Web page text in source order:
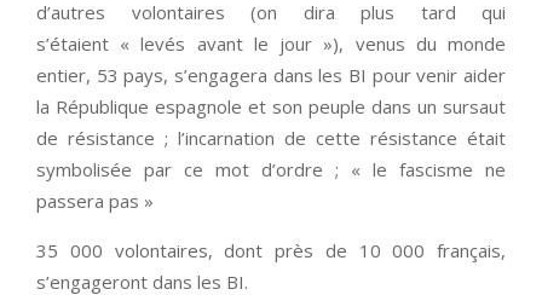
d’autres volontaires (on dira plus tard qui
s’étaient « levés avant le jour »), venus du monde
entier, 53 pays, s’engagera dans les BI pour venir aider
la République espagnole et son peuple dans un sursaut
de résistance ; l’incarnation de cette résistance était
symbolisée par ce mot d’ordre ; « le fascisme ne
passera pas »
35 000 volontaires, dont près de 10 000 français,
s’engageront dans les BI.